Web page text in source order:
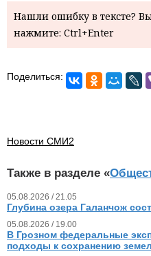
Нашли ошибку в тексте?
нажмите: Ctrl+Enter
Поделиться:
Новости СМИ2
Также в разделе «
05.08.2026 / 21.05
Глубина озера Галанчож
05.08.2026 / 19.00
В Грозном федеральные
подходы к сохранению